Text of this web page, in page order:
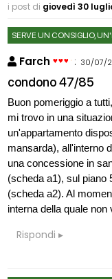
i post di giovedì 30
SERVE UN CONSIGLIO,
Farch : 30/07/
condono 47/85
Buon pomeriggio a tutti,
mi trovo in una
un'appartamento
mansarda), all'interno
una concessione in
(scheda a1), sul piano
(scheda a2). Al
interna della quale non
Rispondi